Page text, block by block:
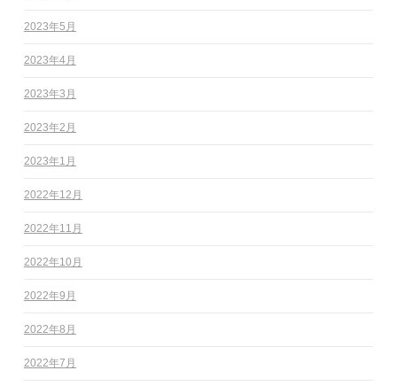
2023年5月
2023年4月
2023年3月
2023年2月
2023年1月
2022年12月
2022年11月
2022年10月
2022年9月
2022年8月
2022年7月